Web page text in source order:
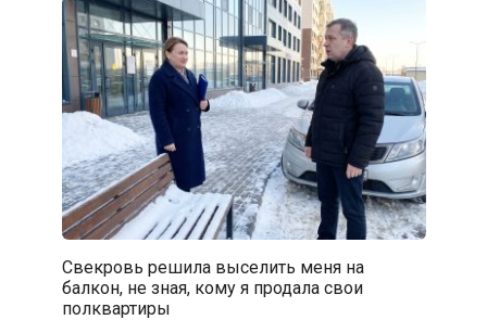
Свекровь решила выселить меня на
балкон, не зная, кому я продала свои
полквартиры